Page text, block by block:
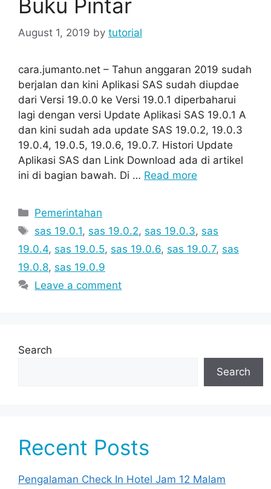
Buku Pintar
August 1, 2019 by tutorial
cara.jumanto.net – Tahun anggaran 2019 sudah
berjalan dan kini Aplikasi SAS sudah diupdae
dari Versi 19.0.0 ke Versi 19.0.1 diperbaharui
lagi dengan versi Update Aplikasi SAS 19.0.1 A
dan kini sudah ada update SAS 19.0.2, 19.0.3
19.0.4, 19.0.5, 19.0.6, 19.0.7. Histori Update
Aplikasi SAS dan Link Download ada di artikel
ini di bagian bawah. Di … Read more
Categories
Pemerintahan
Tags
sas 19.0.1, sas 19.0.2, sas 19.0.3, sas
19.0.4, sas 19.0.5, sas 19.0.6, sas 19.0.7, sas
19.0.8, sas 19.0.9
Leave a comment
Search
Search
Recent Posts
Pengalaman Check In Hotel Jam 12 Malam